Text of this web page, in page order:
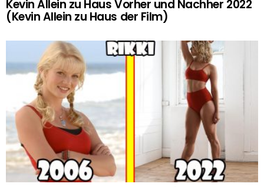
Kevin Allein zu Haus Vorher und Nachher 2022
(Kevin Allein zu Haus der Film)